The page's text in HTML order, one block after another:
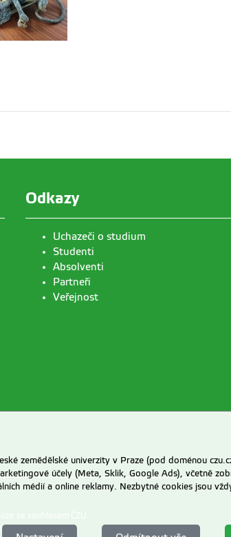
Odkazy
Uchazeči o studium
Studenti
Absolventi
Partneři
Veřejnost
zemědělské univerzity v Praze (pod doménou
účely (Meta, Sklik, Google Ads), včetně
médií a online reklamy. Nezbytné cookies jsou